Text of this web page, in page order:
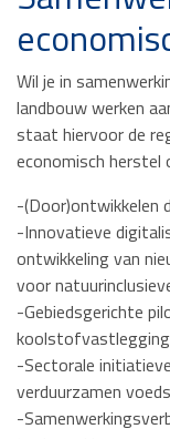
Wil je in
landbouw werken
staat hiervoor de
economisch herstel
-(Door)ontwikkelen
-Innovatieve
ontwikkeling van
voor
-Gebiedsgerichte
koolstofvastlegging
-Sectorale
verduurzamen
-